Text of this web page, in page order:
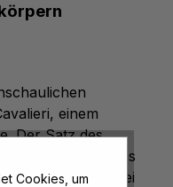
einem
Der Satz des
genau dann das
sie zwischen zwei
Cookies, um